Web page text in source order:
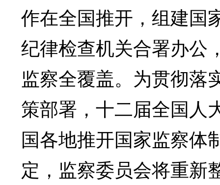
作在全国推开，组建国
纪律检查机关合署办公
监察全覆盖。为贯彻落
策部署，十二届全国人
国各地推开国家监察体
定，监察委员会将重新